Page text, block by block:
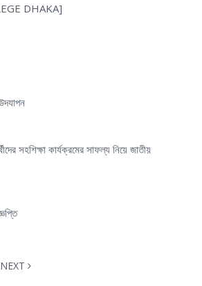
DHAKA]
সহশিক্ষা কার্যক্রমের সাফল্য নিয়ে জাতীয়
NEXT